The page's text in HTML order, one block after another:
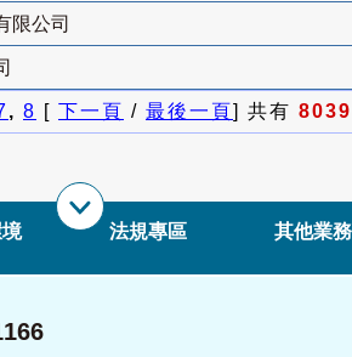
限公司
, 8 [ 下一頁 / 最後一頁] 共有 8039
法規專區 其他業務